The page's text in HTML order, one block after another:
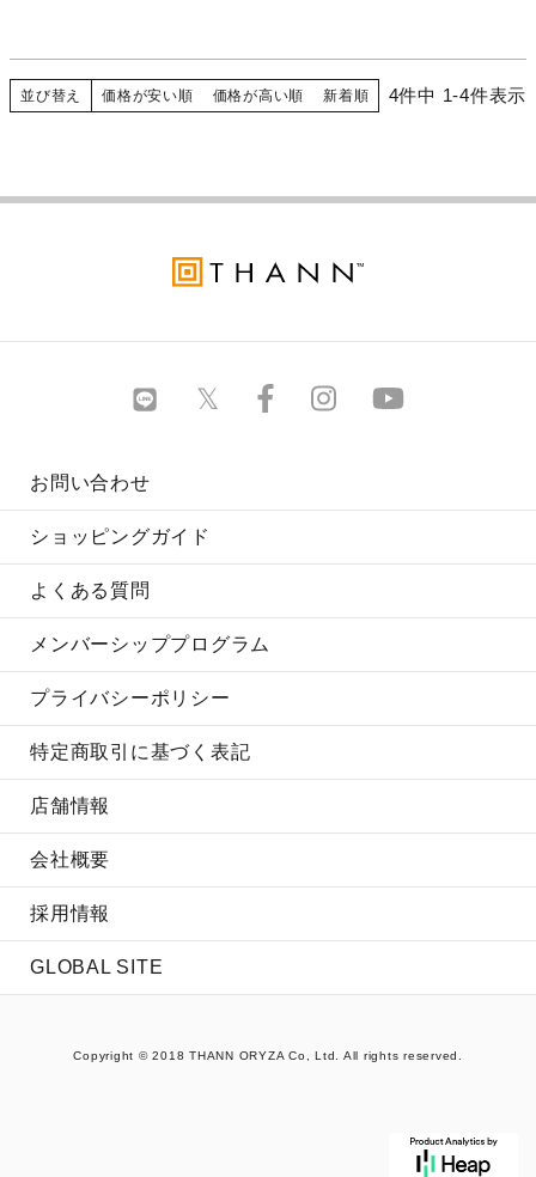
並び替え 価格が安い順 価格が高い順 新着順 4件中 1-4件表示
お問い合わせ
ショッピングガイド
よくある質問
メンバーシッププログラム
プライバシーポリシー
特定商取引に基づく表記
店舗情報
会社概要
採用情報
GLOBAL SITE
Copyright © 2018 THANN ORYZA Co, Ltd. All rights reserved.